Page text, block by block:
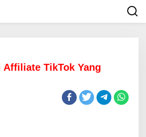
Affiliate TikTok Yang